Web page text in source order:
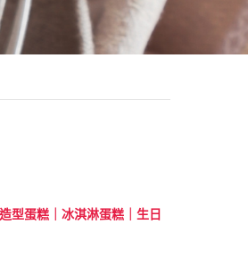
型蛋糕｜冰淇淋蛋糕｜生日